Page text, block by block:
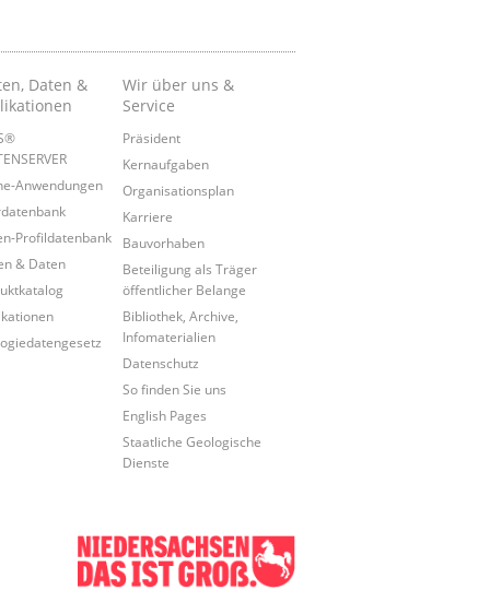
Daten &
Anwendungen
Profildatenbank
& Daten
Wir über uns &
Service
Präsident
Kernaufgaben
Organisationsplan
Karriere
Bauvorhaben
Beteiligung als Träger
öffentlicher Belange
Bibliothek, Archive,
Infomaterialien
Datenschutz
So finden Sie uns
English Pages
Staatliche Geologische
Dienste